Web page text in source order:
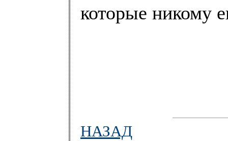
которые никому
НАЗАД